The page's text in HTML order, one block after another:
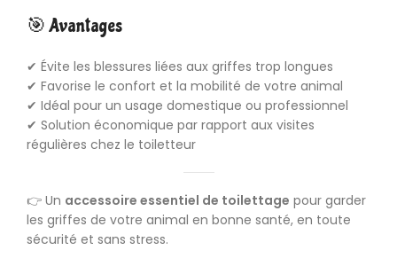
🎯 Avantages
✔ Évite les blessures liées aux griffes trop longues
✔ Favorise le confort et la mobilité de votre animal
✔ Idéal pour un usage domestique ou professionnel
✔ Solution économique par rapport aux visites
régulières chez le toiletteur
👉 Un accessoire essentiel de toilettage pour garder
les griffes de votre animal en bonne santé, en toute
sécurité et sans stress.